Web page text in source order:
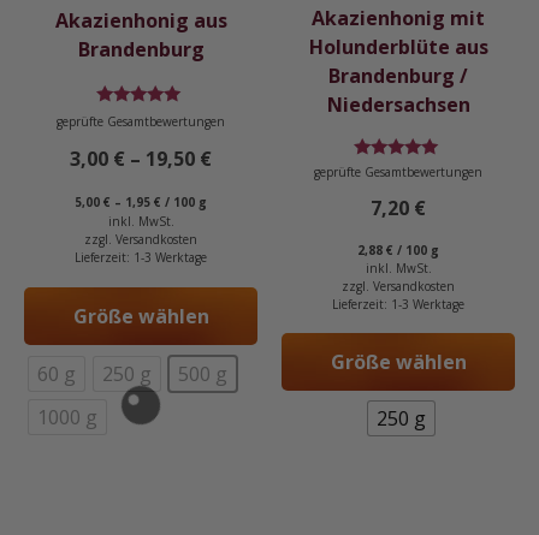
Akazienhonig aus
Brandenburg
Bewertet
4.91
von 5
geprüfte Gesamtbewertungen
3,00 € – 19,50 €
5,00 € – 1,95 € / 100 g
inkl. MwSt.
zzgl. Versandkosten
Lieferzeit: 1-3 Werktage
Größe wählen
werden
60 g 250 g
500 g
1000 g
Akazienhonig mit
Holunderblüte aus
Brandenburg /
Niedersachsen
Bewertet
5.00
von 5
geprüfte Gesamtbewertungen
7,20 €
2,88 € / 100 g
inkl. MwSt.
zzgl. Versandkosten
Lieferzeit: 1-3 Werktage
Größe wählen
Produktseite
gewählt
250 g